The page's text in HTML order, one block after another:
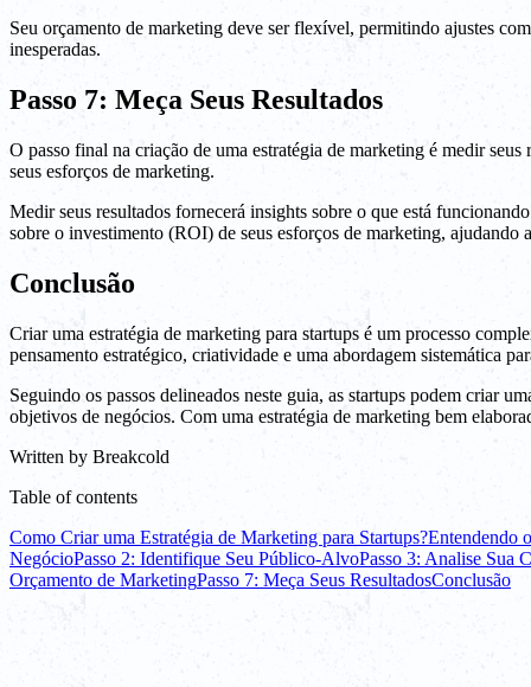
Seu orçamento de marketing deve ser flexível, permitindo ajustes
inesperadas.
Passo 7: Meça Seus Resultados
O passo final na criação de uma estratégia de marketing é medir
seus esforços de marketing.
Medir seus resultados fornecerá insights sobre o que está
sobre o investimento (ROI) de seus esforços de marketing,
Conclusão
Criar uma estratégia de marketing para startups é um processo
pensamento estratégico, criatividade e uma abordagem sistemática
Seguindo os passos delineados neste guia, as startups podem criar
objetivos de negócios. Com uma estratégia de marketing bem
Written by Breakcold
Table of contents
Como Criar uma Estratégia de Marketing para Startups?Entendendo
NegócioPasso 2: Identifique Seu Público-AlvoPasso 3: Analise Sua
Orçamento de MarketingPasso 7: Meça Seus ResultadosConclusão